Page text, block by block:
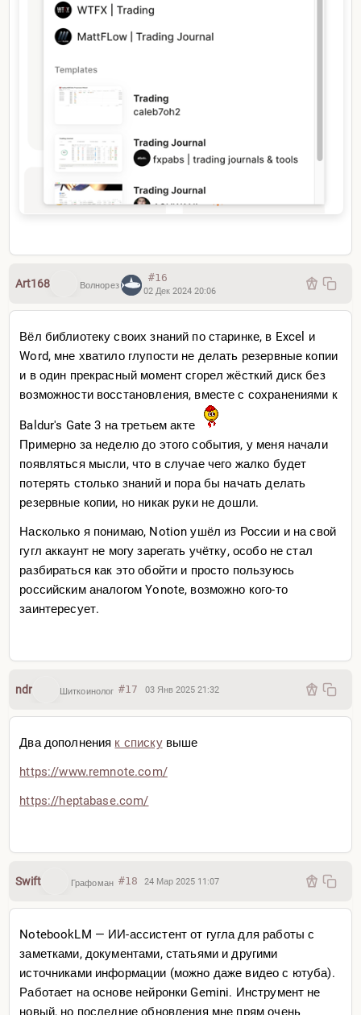
Art168 Волнорез
#16
02 Дек 2024 20:06
Вёл библиотеку своих знаний по старинке, в Excel и
Word, мне хватило глупости не делать резервные копии
и в один прекрасный момент сгорел жёсткий диск без
возможности восстановления, вместе с сохранениями к
Baldur's Gate 3 на третьем акте
Примерно за неделю до этого события, у меня начали
появляться мысли, что в случае чего жалко будет
потерять столько знаний и пора бы начать делать
резервные копии, но никак руки не дошли.
Насколько я понимаю, Notion ушёл из России и на свой
гугл аккаунт не могу зарегать учётку, особо не стал
разбираться как это обойти и просто пользуюсь
российским аналогом Yonote, возможно кого-то
заинтересует.
ndr Шиткоинолог #17 03 Янв 2025 21:32
Два дополнения к спискувыше
https://www.remnote.com/
https://heptabase.com/
Swift Графоман #18 24 Мар 2025 11:07
NotebookLM — ИИ-ассистент от гугла для работы с
заметками, документами, статьями и другими
источниками информации (можно даже видео с ютуба).
Работает на основе нейронки Gemini. Инструмент не
новый, но последние обновления мне прям очень